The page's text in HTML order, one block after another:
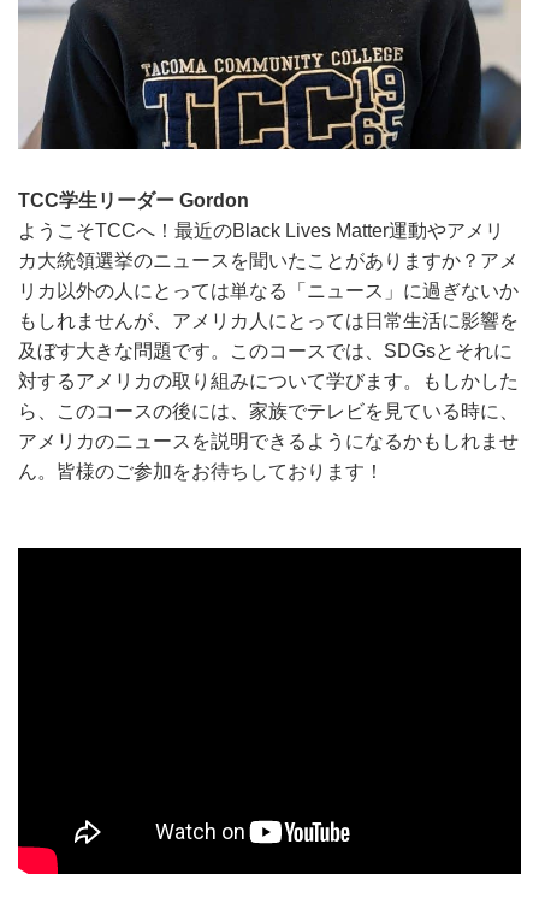
TCC学生リーダー Gordon
ようこそTCCへ！最近のBlack Lives Matter運動やアメリ
カ大統領選挙のニュースを聞いたことがありますか？アメ
リカ以外の人にとっては単なる「ニュース」に過ぎないか
もしれませんが、アメリカ人にとっては日常生活に影響を
及ぼす大きな問題です。このコースでは、SDGsとそれに
対するアメリカの取り組みについて学びます。もしかした
ら、このコースの後には、家族でテレビを見ている時に、
アメリカのニュースを説明できるようになるかもしれませ
ん。皆様のご参加をお待ちしております！